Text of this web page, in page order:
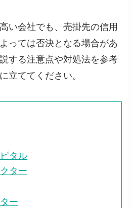
い会社でも、売掛先の信用
っては否決となる場合があ
する注意点や対処法を参考
立ててください。
タル
ター
ー